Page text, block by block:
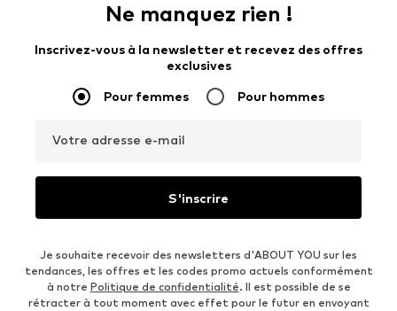
Ne manquez rien !
Inscrivez-vous à la newsletter et recevez des offres
exclusives
Pour femmes Pour hommes
Votre adresse e-mail
S'inscrire
Je souhaite recevoir des newsletters d'ABOUT YOU sur les
tendances, les offres et les codes promo actuels conformément
à notre Politique de confidentialité. Il est possible de se
rétracter à tout moment avec effet pour le futur en envoyant